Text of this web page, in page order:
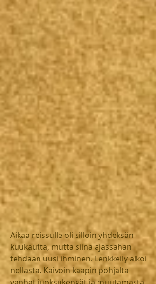
Aikaa reissulle oli silloin yhdeksän
kuukautta, mutta siinä ajassahan
tehdään uusi ihminen. Lenkkeily alkoi
nollasta. Kaivoin kaapin pohjalta